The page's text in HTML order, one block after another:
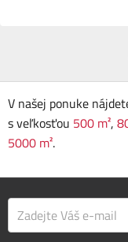
V našej ponuke
s veľkosťou 500 m²,
5000 m².